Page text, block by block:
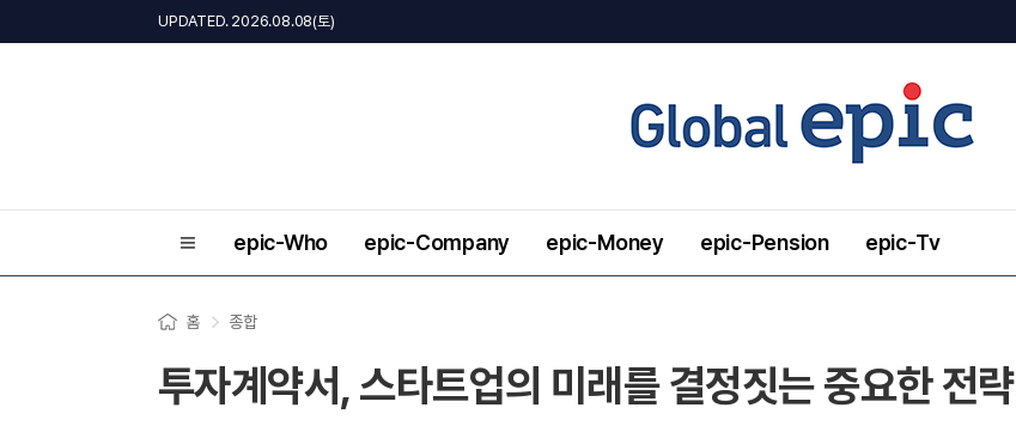
UPDATED. 2026.08.08(토)
epic-Who epic-Company epic-Money epic-Pension epic-Tv
홈 종합
투자계약서, 스타트업의 미래를 결정짓는 중요한 전략